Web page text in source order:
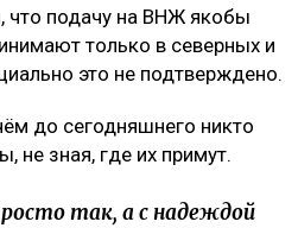
что подачу на ВНЖ якобы
только в северных и
это не подтверждено.
до сегодняшнего никто
не зная, где их примут.
так, а с надеждой